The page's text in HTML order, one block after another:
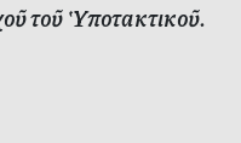
τοῦ Ὑποτακτικοῦ.